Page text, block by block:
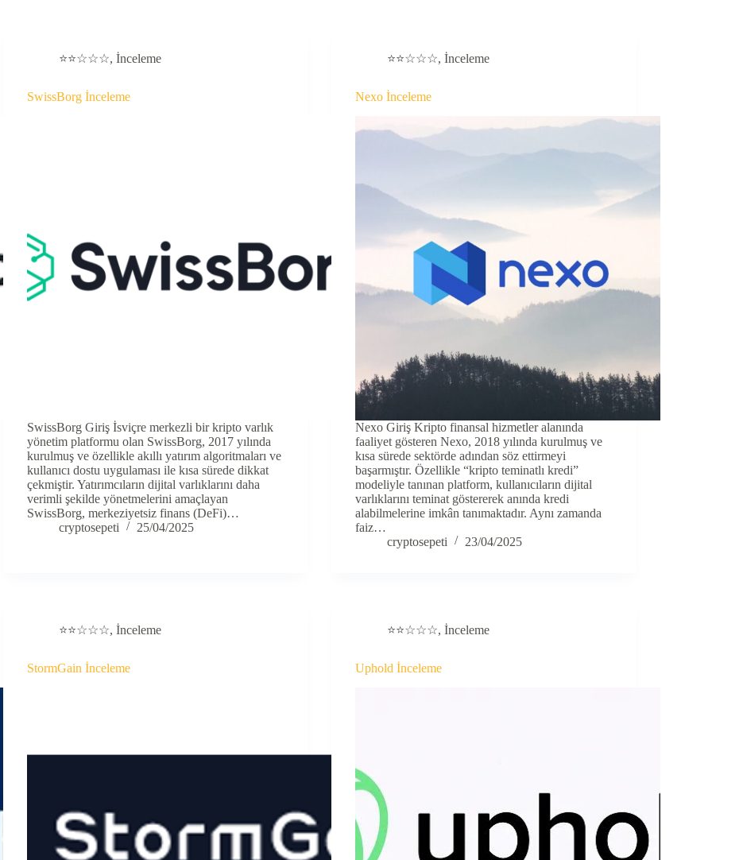
⭐⭐☆☆☆,İnceleme
SwissBorg İnceleme
SwissBorg Giriş İsviçre merkezli bir kripto varlık
yönetim platformu olan SwissBorg, 2017 yılında
kurulmuş ve özellikle akıllı yatırım algoritmaları ve
kullanıcı dostu uygulaması ile kısa sürede dikkat
çekmiştir. Yatırımcıların dijital varlıklarını daha
verimli şekilde yönetmelerini amaçlayan
SwissBorg, merkeziyetsiz finans (DeFi)…
cryptosepeti
25/04/2025
⭐⭐☆☆☆,İnceleme
Nexo İnceleme
Nexo Giriş Kripto finansal hizmetler alanında
faaliyet gösteren Nexo, 2018 yılında kurulmuş ve
kısa sürede sektörde adından söz ettirmeyi
başarmıştır. Özellikle “kripto teminatlı kredi”
modeliyle tanınan platform, kullanıcıların dijital
varlıklarını teminat göstererek anında kredi
alabilmelerine imkân tanımaktadır. Aynı zamanda
faiz…
cryptosepeti
23/04/2025
⭐⭐☆☆☆,İnceleme
StormGain İnceleme
⭐⭐☆☆☆,İnceleme
Uphold İnceleme